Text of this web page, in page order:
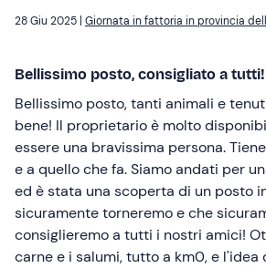
28 Giu 2025 | Giornata in fattoria in provincia
Bellissimo posto, consigliato a
Bellissimo posto, tanti animali e
bene! Il proprietario è molto
essere una bravissima persona.
e a quello che fa. Siamo andati per
ed è stata una scoperta di un posto
sicuramente torneremo e che
consiglieremo a tutti i nostri amici!
carne e i salumi, tutto a km0, e l'idea